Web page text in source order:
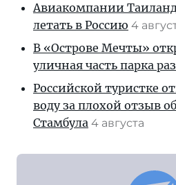
Авиакомпании
летать в Россию 4
В «Острове Мечты»
уличная часть парка
Российской туристке
воду за плохой отзыв
Стамбула 4 августа